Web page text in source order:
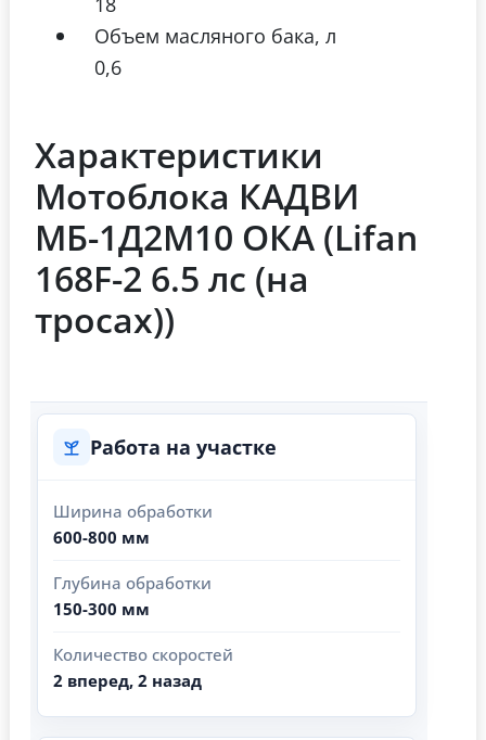
Объем масляного бака, л
0,6
Характеристики
Мотоблока КАДВИ
МБ-1Д2М10 ОКА (Lifan
168F-2 6.5 лс (на
тросах))
Работа на участке
Ширина обработки
600-800 мм
Глубина обработки
150-300 мм
Количество скоростей
2 вперед, 2 назад